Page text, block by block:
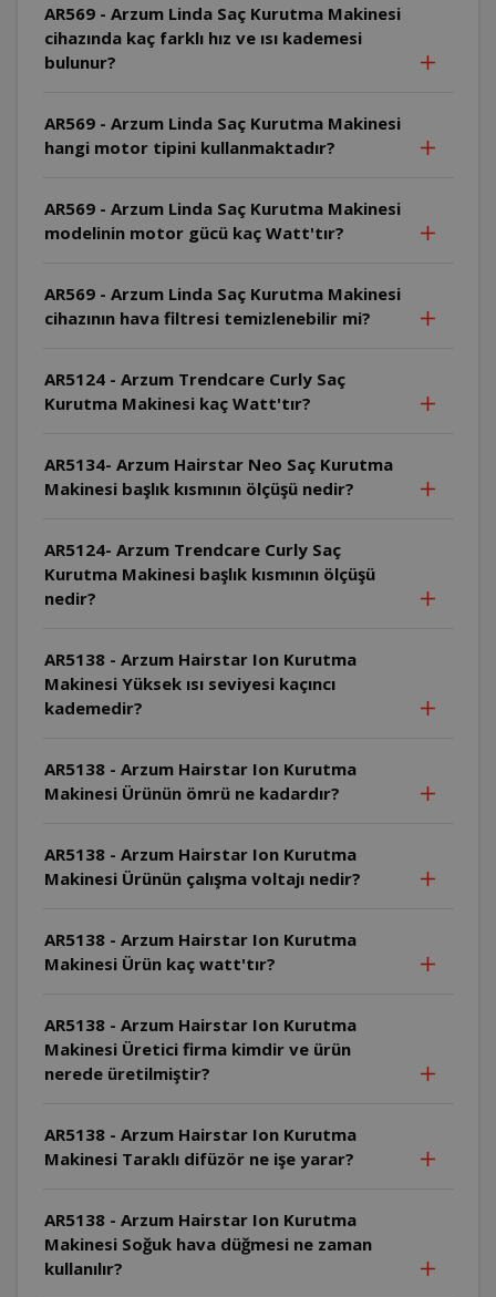
AR569 - Arzum Linda Saç Kurutma Makinesi
cihazında kaç farklı hız ve ısı kademesi
bulunur?
AR569 - Arzum Linda Saç Kurutma Makinesi
hangi motor tipini kullanmaktadır?
AR569 - Arzum Linda Saç Kurutma Makinesi
modelinin motor gücü kaç Watt'tır?
AR569 - Arzum Linda Saç Kurutma Makinesi
cihazının hava filtresi temizlenebilir mi?
AR5124 - Arzum Trendcare Curly Saç
Kurutma Makinesi kaç Watt'tır?
AR5134- Arzum Hairstar Neo Saç Kurutma
Makinesi başlık kısmının ölçüşü nedir?
AR5124- Arzum Trendcare Curly Saç
Kurutma Makinesi başlık kısmının ölçüşü
nedir?
AR5138 - Arzum Hairstar Ion Kurutma
Makinesi Yüksek ısı seviyesi kaçıncı
kademedir?
AR5138 - Arzum Hairstar Ion Kurutma
Makinesi Ürünün ömrü ne kadardır?
AR5138 - Arzum Hairstar Ion Kurutma
Makinesi Ürünün çalışma voltajı nedir?
AR5138 - Arzum Hairstar Ion Kurutma
Makinesi Ürün kaç watt'tır?
AR5138 - Arzum Hairstar Ion Kurutma
Makinesi Üretici firma kimdir ve ürün
nerede üretilmiştir?
AR5138 - Arzum Hairstar Ion Kurutma
Makinesi Taraklı difüzör ne işe yarar?
AR5138 - Arzum Hairstar Ion Kurutma
Makinesi Soğuk hava düğmesi ne zaman
kullanılır?